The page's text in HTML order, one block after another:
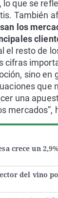
crece un
del vino
lo que se
También
los
el resto de
cifras
sino en
que
una
mercados”,